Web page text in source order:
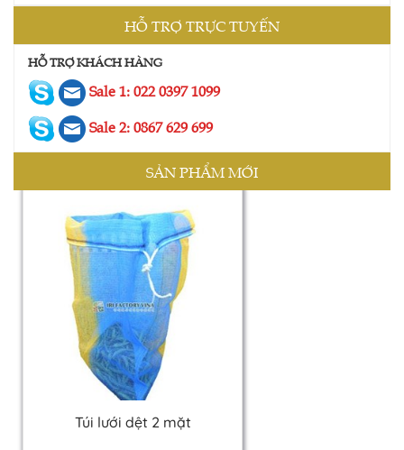
HỖ TRỢ TRỰC TUYẾN
HỖ TRỢ KHÁCH HÀNG
Sale 1: 022 0397 1099
Sale 2: 0867 629 699
SẢN PHẨM MỚI
Lưới ngăn động vật
Liên hệ
Túi lưới dệt 2 mặt